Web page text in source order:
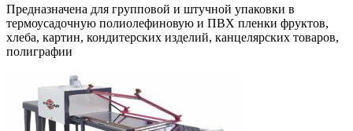
Предназначена для групповой и штучной упаковки в
термоусадочную полиолефиновую и ПВХ пленки фруктов,
хлеба, картин, кондитерских изделий, канцелярских товаров,
полиграфии